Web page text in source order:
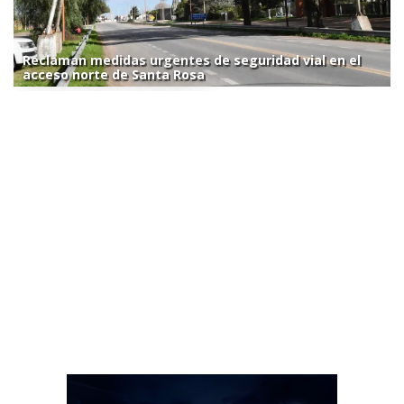
Reclaman medidas urgentes de seguridad vial en el
acceso norte de Santa Rosa